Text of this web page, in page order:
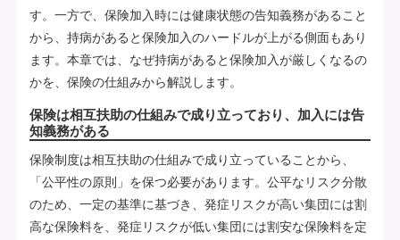
す。一方で、保険加入時には健康状態の告知義務があること
から、持病があると保険加入のハードルが上がる側面もあり
ます。本章では、なぜ持病があると保険加入が厳しくなるの
かを、保険の仕組みから解説します。
保険は相互扶助の仕組みで成り立っており、加入には告
知義務がある
保険制度は相互扶助の仕組みで成り立っていることから、
「公平性の原則」を保つ必要があります。公平なリスク分散
のため、一定の基準に基づき、発症リスクが高い集団には割
高な保険料を、発症リスクが低い集団には割安な保険料を定